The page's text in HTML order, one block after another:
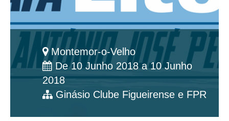
Montemor-o-Velho
De 10 Junho 2018 a 10 Junho
2018
Ginásio Clube Figueirense e FPR